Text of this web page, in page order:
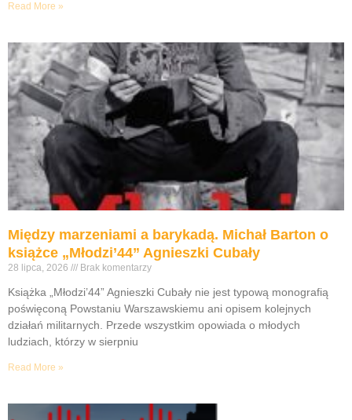
Read More »
Między marzeniami a barykadą. Michał Barton o
książce „Młodzi’44” Agnieszki Cubały
28 lipca, 2026 Brak komentarzy
Książka „Młodzi’44” Agnieszki Cubały nie jest typową monografią
poświęconą Powstaniu Warszawskiemu ani opisem kolejnych
działań militarnych. Przede wszystkim opowiada o młodych
ludziach, którzy w sierpniu
Read More »